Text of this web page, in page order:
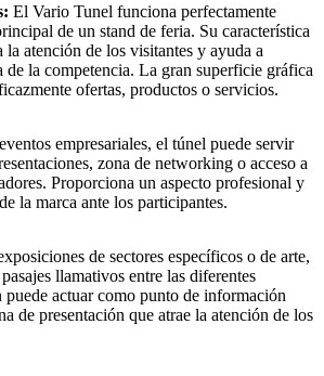
El Vario Tunel funciona perfectamente
de un stand de feria. Su característica
la atención de los visitantes y ayuda a
de la competencia. La gran superficie gráfica
ofertas, productos o servicios.
empresariales, el túnel puede servir
zona de networking o acceso a
Proporciona un aspecto profesional y
la marca ante los participantes.
de sectores específicos o de arte,
llamativos entre las diferentes
puede actuar como punto de información
de presentación que atrae la atención de los